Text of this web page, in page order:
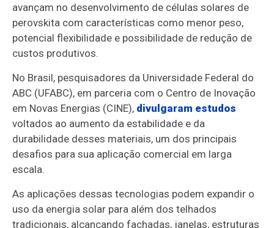
avançam no desenvolvimento de células solares de
perovskita com características como menor peso,
potencial flexibilidade e possibilidade de redução de
custos produtivos.
No Brasil, pesquisadores da Universidade Federal do
ABC (UFABC), em parceria com o Centro de Inovação
em Novas Energias (CINE), divulgaram estudos
voltados ao aumento da estabilidade e da
durabilidade desses materiais, um dos principais
desafios para sua aplicação comercial em larga
escala.
As aplicações dessas tecnologias podem expandir o
uso da energia solar para além dos telhados
tradicionais, alcançando fachadas, janelas, estruturas